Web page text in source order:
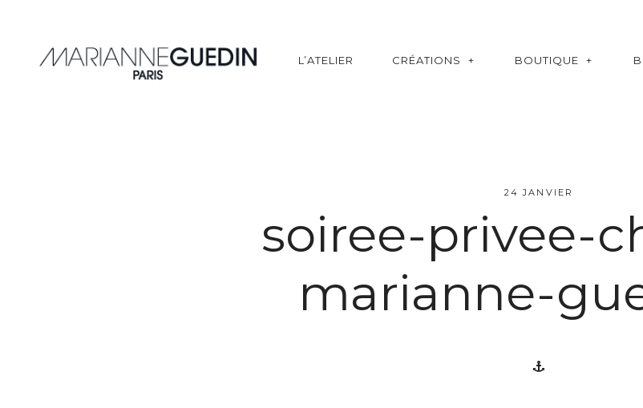
L’ATELIER CRÉATIONS BOUTIQUE
24 JANVIER
soiree-privee-
marianne-